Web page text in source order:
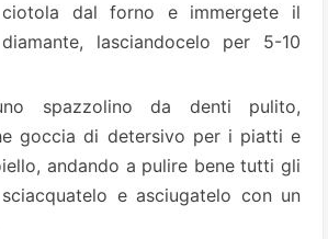
dal forno e immergete il
lasciandocelo per 5-10
spazzolino da denti pulito,
goccia di detersivo per i piatti e
andando a pulire bene tutti gli
e asciugatelo con un